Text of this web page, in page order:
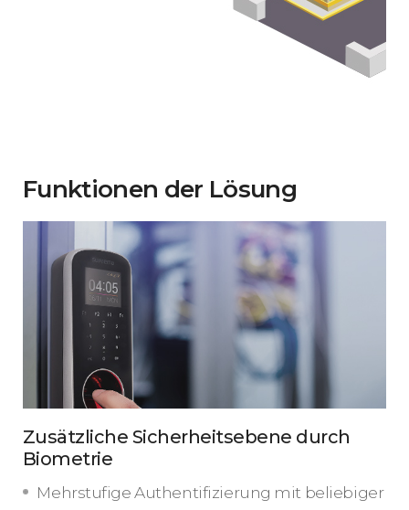
Funktionen der Lösung
Zusätzliche Sicherheitsebene durch
Biometrie
Mehrstufige Authentifizierung mit beliebiger